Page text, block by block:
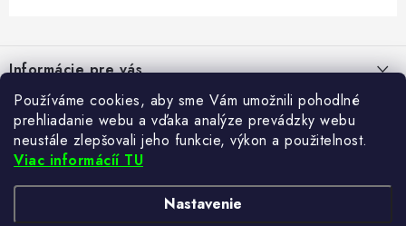
Používáme cookies, aby sme Vám umožnili pohodlné
prehliadanie webu a vďaka analýze prevádzky webu
neustále zlepšovali jeho funkcie, výkon a použitelnost.
Viac informácíí TU
Nastavenie
pInformácie pre vás
Kontakt
Hodnotenie obchodu
Blogy
Ako si vybrať poštovú schránku?
21.5.2024
Zabezpečte si bohatú úrodu. Začnite s prípravou sadeníc
Facebook
TvujRegal.cz Recenzie obchodu